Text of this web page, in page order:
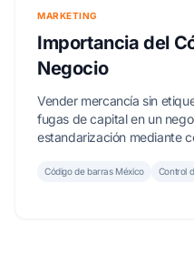
MARKETING
Importancia del
Negocio
Vender mercancía sin
fugas de capital en un
estandarización mediante
Código de barras México Control